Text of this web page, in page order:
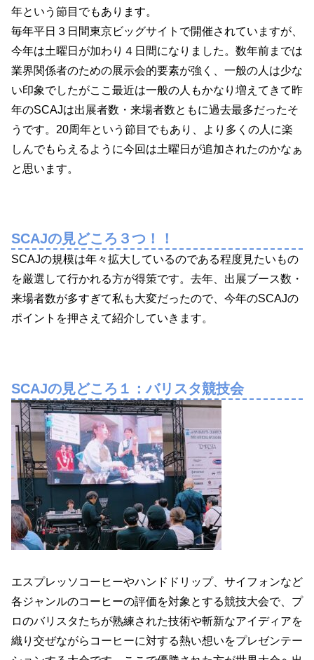
年という節目でもあります。
毎年平日３日間東京ビッグサイトで開催されていますが、
今年は土曜日が加わり４日間になりました。数年前までは
業界関係者のための展示会的要素が強く、一般の人は少な
い印象でしたがここ最近は一般の人もかなり増えてきて昨
年のSCAJは出展者数・来場者数ともに過去最多だったそ
うです。20周年という節目でもあり、より多くの人に楽
しんでもらえるように今回は土曜日が追加されたのかなぁ
と思います。
SCAJの見どころ３つ！！
SCAJの規模は年々拡大しているのである程度見たいもの
を厳選して行かれる方が得策です。去年、出展ブース数・
来場者数が多すぎて私も大変だったので、今年のSCAJの
ポイントを押さえて紹介していきます。
SCAJの見どころ１：バリスタ競技会
エスプレッソコーヒーやハンドドリップ、サイフォンなど
各ジャンルのコーヒーの評価を対象とする競技大会で、プ
ロのバリスタたちが熟練された技術や斬新なアイディアを
織り交ぜながらコーヒーに対する熱い想いをプレゼンテー